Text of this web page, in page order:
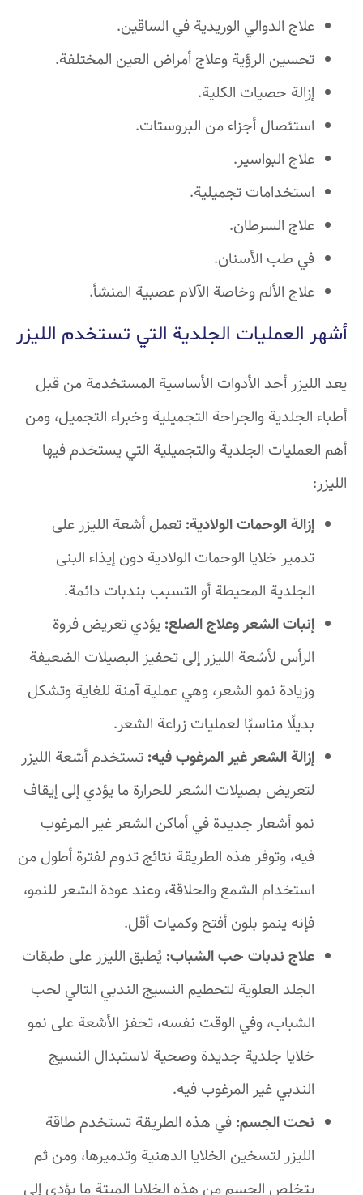
علاج الدوالي الوريدية في الساقين.
تحسين الرؤية وعلاج أمراض العين المختلفة.
إزالة حصيات الكلية.
استئصال أجزاء من البروستات.
علاج البواسير.
استخدامات تجميلية.
علاج السرطان.
في طب الأسنان.
علاج الألم وخاصة الآلام عصبية المنشأ.
أشهر العمليات الجلدية التي تستخدم الليزر
يعد الليزر أحد الأدوات الأساسية المستخدمة من قبل
أطباء الجلدية والجراحة التجميلية وخبراء التجميل، ومن
أهم العمليات الجلدية والتجميلية التي يستخدم فيها
الليزر:
إزالة الوحمات الولادية: تعمل أشعة الليزر على
تدمير خلايا الوحمات الولادية دون إيذاء البنى
الجلدية المحيطة أو التسبب بندبات دائمة.
إنبات الشعر وعلاج الصلع: يؤدي تعريض فروة
الرأس لأشعة الليزر إلى تحفيز البصيلات الضعيفة
وزيادة نمو الشعر، وهي عملية آمنة للغاية وتشكل
بديلًا مناسبًا لعمليات زراعة الشعر.
إزالة الشعر غير المرغوب فيه: تستخدم أشعة الليزر
لتعريض بصيلات الشعر للحرارة ما يؤدي إلى إيقاف
نمو أشعار جديدة في أماكن الشعر غير المرغوب
فيه، وتوفر هذه الطريقة نتائج تدوم لفترة أطول من
استخدام الشمع والحلاقة، وعند عودة الشعر للنمو،
فإنه ينمو بلون أفتح وكميات أقل.
علاج ندبات حب الشباب: يُطبق الليزر على طبقات
الجلد العلوية لتحطيم النسيج الندبي التالي لحب
الشباب، وفي الوقت نفسه، تحفز الأشعة على نمو
خلايا جلدية جديدة وصحية لاستبدال النسيج
الندبي غير المرغوب فيه.
نحت الجسم: في هذه الطريقة تستخدم طاقة
الليزر لتسخين الخلايا الدهنية وتدميرها، ومن ثم
يتخلص الجسم من هذه الخلايا الميتة ما يؤدي إلى